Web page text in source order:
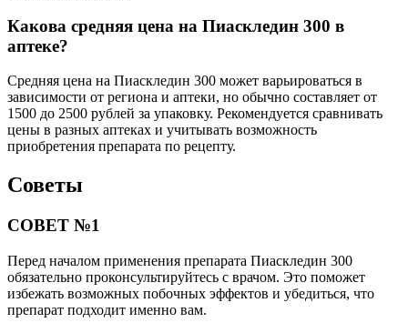
Какова средняя цена на Пиаскледин 300 в
аптеке?
Средняя цена на Пиаскледин 300 может варьироваться в
зависимости от региона и аптеки, но обычно составляет от
1500 до 2500 рублей за упаковку. Рекомендуется сравнивать
цены в разных аптеках и учитывать возможность
приобретения препарата по рецепту.
Советы
СОВЕТ №1
Перед началом применения препарата Пиаскледин 300
обязательно проконсультируйтесь с врачом. Это поможет
избежать возможных побочных эффектов и убедиться, что
препарат подходит именно вам.